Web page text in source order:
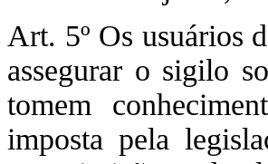
Art. 5º Os usuários
assegurar o sigilo
tomem
imposta pela